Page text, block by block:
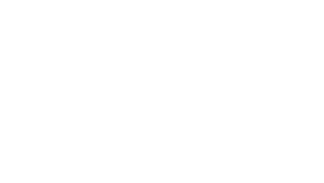
voor de basisfuncties van de website
identificeerbare informatie op.
een website in staat om informatie te
of de regio waar u zich bevindt.